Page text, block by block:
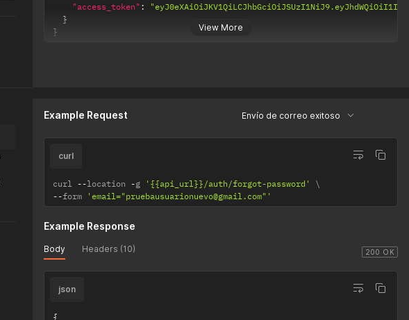
View More
"access_token" :
}
}
Example Request Envío de correo exitoso
curl
curl --location -g '{{api_url}}/auth/forgot-password'
--form 'email="pruebausuarionuevo@gmail.com"'
200 OK
Example Response
Body Headers (10)
json
{